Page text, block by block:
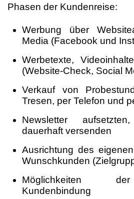
Phasen der Kundenreise:
Werbung über
Media (Facebook und
Werbetexte,
(Website-Check, Social
Verkauf von
Tresen, per Telefon und
Newsletter
dauerhaft versenden
Ausrichtung des
Wunschkunden
Möglichkeiten
Kundenbindung